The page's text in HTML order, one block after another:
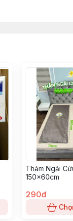
Thảm Ngải
150x60cm
290đ